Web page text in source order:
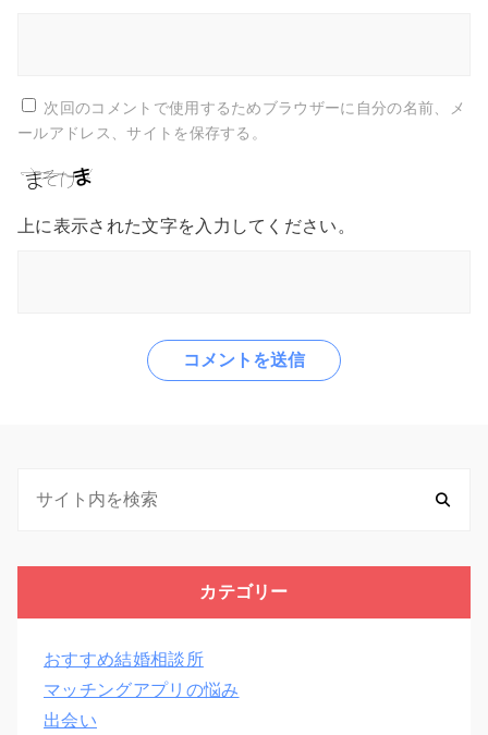
次回のコメントで使用するためブラウザーに自分の名前、メ
ールアドレス、サイトを保存する。
上に表示された文字を入力してください。
カテゴリー
おすすめ結婚相談所
マッチングアプリの悩み
出会い